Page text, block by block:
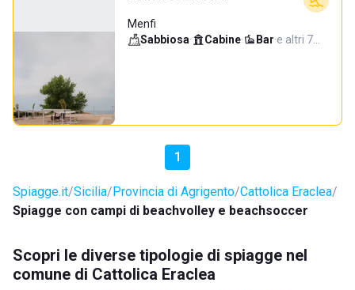
Menfi
Sabbiosa· Cabine· Bar·e altri 7…
1
Spiagge.it Sicilia Provincia di Agrigento Cattolica Eraclea
Spiagge con campi di beachvolley e beachsoccer
Scopri le diverse tipologie di spiagge nel
comune di Cattolica Eraclea